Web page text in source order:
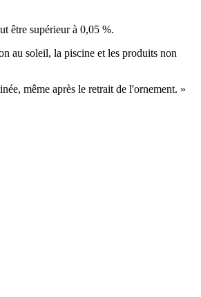
être supérieur à 0,05 %.
au soleil, la piscine et les produits non
même après le retrait de l'ornement. »